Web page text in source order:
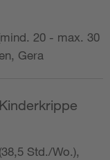
20 - max. 30
Gera
Std./Wo.),